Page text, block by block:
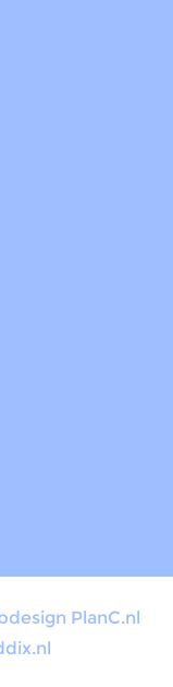
PlanC.nl